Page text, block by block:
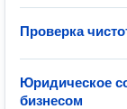
Проверка
Юридическое
бизнесом